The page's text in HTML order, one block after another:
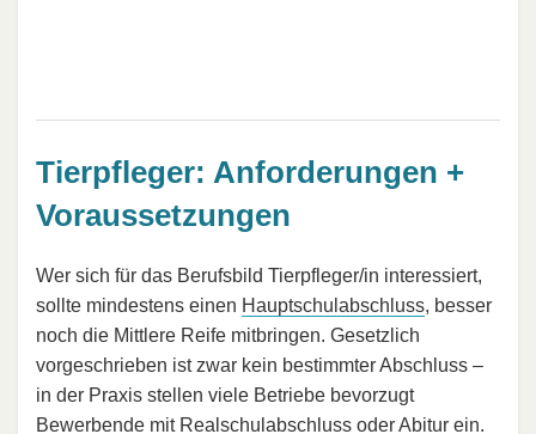
Tierpfleger: Anforderungen +
Voraussetzungen
Wer sich für das Berufsbild Tierpfleger/in interessiert,
sollte mindestens einen Hauptschulabschluss, besser
noch die Mittlere Reife mitbringen. Gesetzlich
vorgeschrieben ist zwar kein bestimmter Abschluss –
in der Praxis stellen viele Betriebe bevorzugt
Bewerbende mit Realschulabschluss oder Abitur ein.